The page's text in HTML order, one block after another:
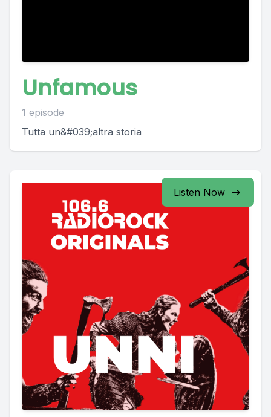
Unfamous
1 episode
Tutta un&#039;altra storia
Listen Now